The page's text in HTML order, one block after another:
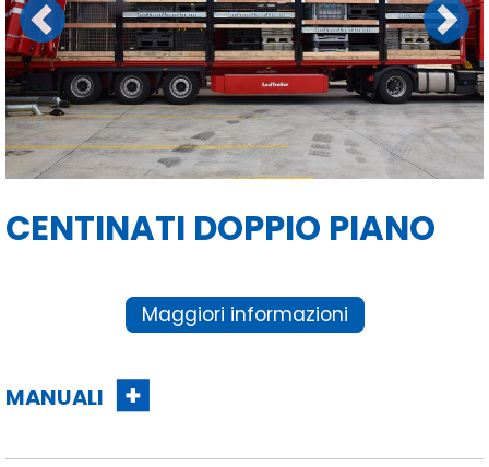
Previous Next
CENTINATI DOPPIO PIANO
Maggiori informazioni
MANUALI